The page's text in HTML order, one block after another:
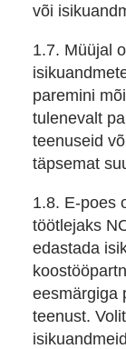
või
1.7. Müüjal
paremini
tulenevalt
teenuseid
täpsemat
1.8. E-poes
töötlejaks
edastada
eesmärgiga
teenust.